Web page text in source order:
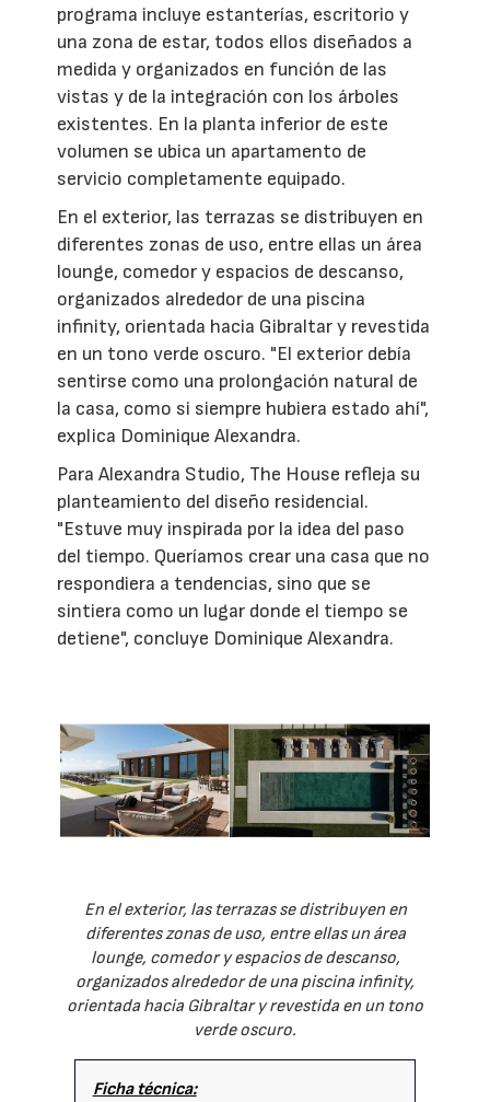
programa incluye estanterías, escritorio y
una zona de estar, todos ellos diseñados a
medida y organizados en función de las
vistas y de la integración con los árboles
existentes. En la planta inferior de este
volumen se ubica un apartamento de
servicio completamente equipado.
En el exterior, las terrazas se distribuyen en
diferentes zonas de uso, entre ellas un área
lounge, comedor y espacios de descanso,
organizados alrededor de una piscina
infinity, orientada hacia Gibraltar y revestida
en un tono verde oscuro. "El exterior debía
sentirse como una prolongación natural de
la casa, como si siempre hubiera estado ahí",
explica Dominique Alexandra.
Para Alexandra Studio, The House refleja su
planteamiento del diseño residencial.
"Estuve muy inspirada por la idea del paso
del tiempo. Queríamos crear una casa que no
respondiera a tendencias, sino que se
sintiera como un lugar donde el tiempo se
detiene", concluye Dominique Alexandra.
En el exterior, las terrazas se distribuyen en
diferentes zonas de uso, entre ellas un área
lounge, comedor y espacios de descanso,
organizados alrededor de una piscina infinity,
orientada hacia Gibraltar y revestida en un tono
verde oscuro.
Ficha técnica: